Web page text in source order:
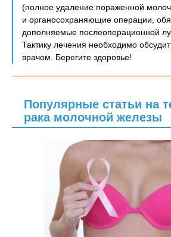
(полное удаление пораженной
и органосохраняющие операции,
дополняемые послеоперационной
Тактику лечения необходимо
врачом. Берегите здоровье!
Популярные статьи на
рака молочной железы